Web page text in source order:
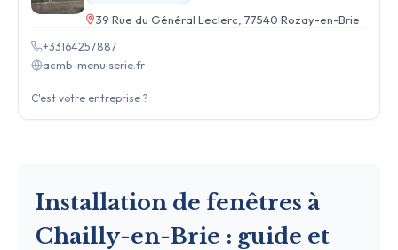
39 Rue du Général Leclerc, 77540 Rozay-en-Brie
+33164257887
acmb-menuiserie.fr
C'est votre entreprise ?
Installation de fenêtres à
Chailly-en-Brie : guide et